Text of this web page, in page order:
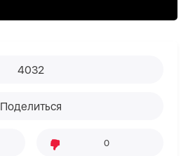
4032
Поделиться
0